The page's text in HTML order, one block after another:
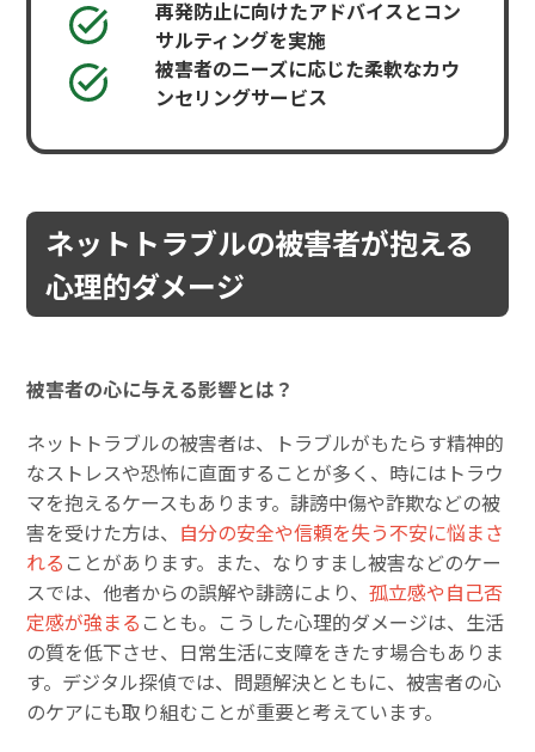
再発防止に向けたアドバイスとコン
サルティングを実施
被害者のニーズに応じた柔軟なカウ
ンセリングサービス
ネットトラブルの被害者が抱える
心理的ダメージ
被害者の心に与える影響とは？
ネットトラブルの被害者は、トラブルがもたらす精神的
なストレスや恐怖に直面することが多く、時にはトラウ
マを抱えるケースもあります。誹謗中傷や詐欺などの被
害を受けた方は、 自分の安全や信頼を失う不安に悩まさ
れる ことがあります。また、なりすまし被害などのケー
スでは、他者からの誤解や誹謗により、孤立感や自己否
定感が強まる ことも。こうした心理的ダメージは、生活
の質を低下させ、日常生活に支障をきたす場合もありま
す。デジタル探偵では、問題解決とともに、被害者の心
のケアにも取り組むことが重要と考えています。